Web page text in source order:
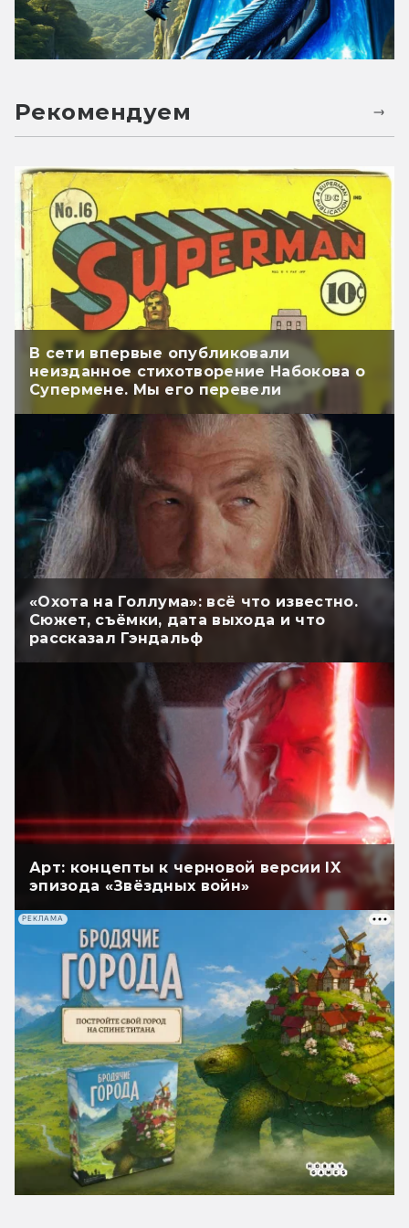
Рекомендуем
В сети впервые опубликовали
неизданное стихотворение Набокова о
Супермене. Мы его перевели
«Охота на Голлума»: всё что известно.
Сюжет, съёмки, дата выхода и что
рассказал Гэндальф
Арт: концепты к черновой версии IX
эпизода «Звёздных войн»
РЕКЛАМА